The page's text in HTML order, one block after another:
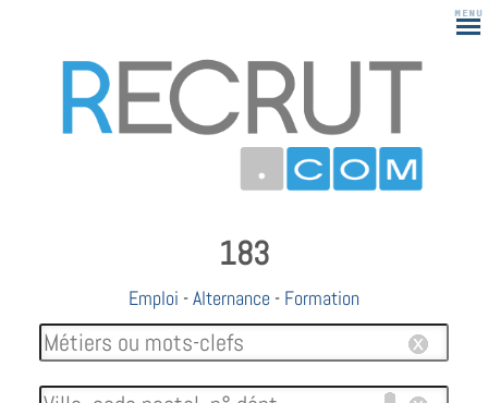
183
Emploi -Alternance - Formation